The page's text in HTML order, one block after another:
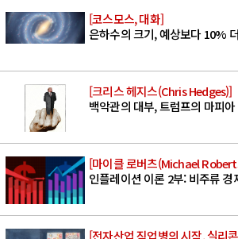
[코스모스, 대화]
은하수의 크기, 예상보다 10%
[크리스 헤지스(Chris Hedges)]
백악관의 대부, 트럼프의 마피아
[마이클 로버츠(Michael
인플레이션 이론 2부: 비주류 경
[전자산업 직업병의 시작, 실리